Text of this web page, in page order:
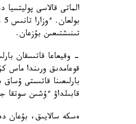
تىنىشتىعىن بۇزعان.
- وقيعاعا قاتىسقان
قوعامدىق ورىندا ماس
بارلىعىنا قاتىستى
قابىلداۋ ءۇشىن سوتقا
ەسكە سالايىق، بۇعان